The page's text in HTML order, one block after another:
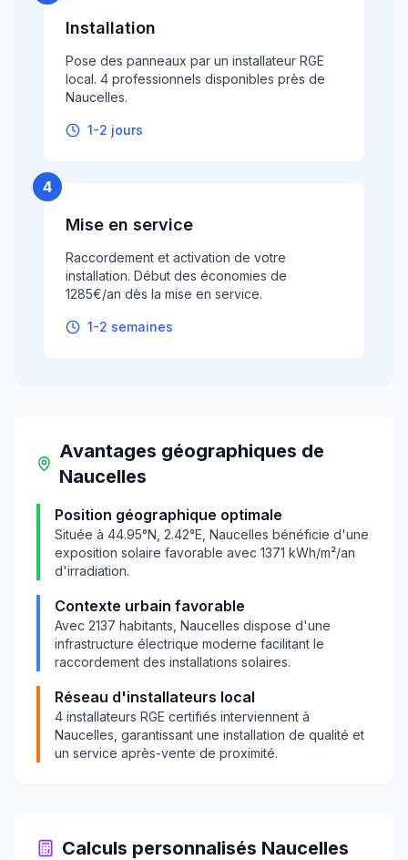
Installation
Pose des panneaux par un installateur RGE
local. 4 professionnels disponibles près de
Naucelles.
1-2 jours
4
Mise en service
Raccordement et activation de votre
installation. Début des économies de
1285€/an dès la mise en service.
1-2 semaines
Avantages géographiques de
Naucelles
Position géographique optimale
Située à 44.95°N, 2.42°E, Naucelles bénéficie d'une
exposition solaire favorable avec 1371 kWh/m²/an
d'irradiation.
Contexte urbain favorable
Avec 2137 habitants, Naucelles dispose d'une
infrastructure électrique moderne facilitant le
raccordement des installations solaires.
Réseau d'installateurs local
4 installateurs RGE certifiés interviennent à
Naucelles , garantissant une installation de qualité et
un service après-vente de proximité.
Calculs personnalisés Naucelles